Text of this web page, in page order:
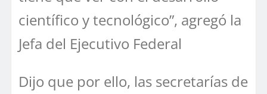
científico y tecnológico”, agregó la
Jefa del Ejecutivo Federal
Dijo que por ello, las secretarías de